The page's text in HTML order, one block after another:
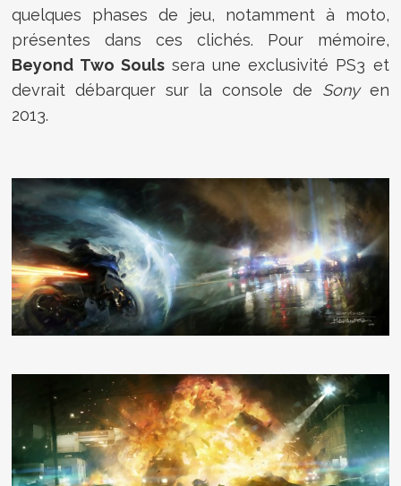
quelques phases de jeu, notamment à moto,
présentes dans ces clichés. Pour mémoire,
Beyond Two Soulssera une exclusivité PS3 et
devrait débarquer sur la console de Sonyen
2013.